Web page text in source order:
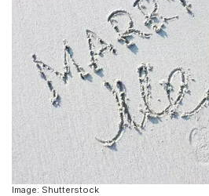
Image: Shutterstock